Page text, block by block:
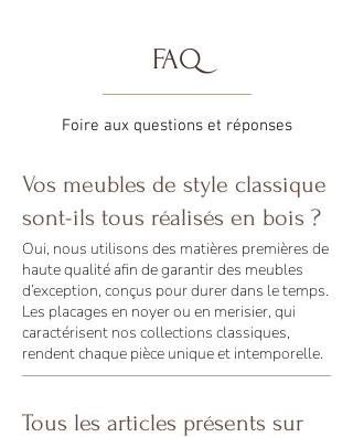
FAQ
Foire aux questions et réponses
Vos meubles de style classique
sont-ils tous réalisés en bois ?
Oui, nous utilisons des matières premières de
haute qualité afin de garantir des meubles
d’exception, conçus pour durer dans le temps.
Les placages en noyer ou en merisier, qui
caractérisent nos collections classiques,
rendent chaque pièce unique et intemporelle.
Tous les articles présents sur